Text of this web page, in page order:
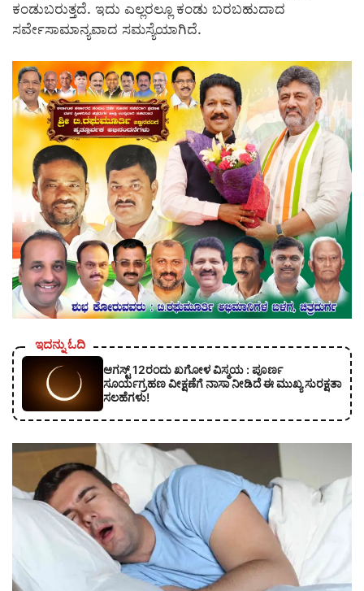
ಕಂಡುಬರುತ್ತದೆ. ಇದು ಎಲ್ಲರಲ್ಲೂ ಕಂಡು ಬರಬಹುದಾದ
ಸರ್ವೇಸಾಮಾನ್ಯವಾದ ಸಮಸ್ಯೆಯಾಗಿದೆ.
ಇದನ್ನು ಓದಿ
ಆಗಸ್ಟ್ 12ರಂದು ಖಗೋಳ ವಿಸ್ಮಯ : ಪೂರ್ಣ
ಸೂರ್ಯಗ್ರಹಣ ವೀಕ್ಷಣೆಗೆ ನಾಸಾ ನೀಡಿದೆ ಈ ಮುಖ್ಯ ಸುರಕ್ಷತಾ
ಸಲಹೆಗಳು!